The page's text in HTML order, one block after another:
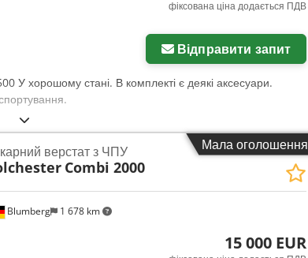
фіксована ціна додається ПДВ
Відправити запит
У хорошому стані. В комплекті є деякі аксесуари.
Мала оголошення
Blumberg 1 678 km
верстат з ЧПУ
Combi 2000
15 000 EUR